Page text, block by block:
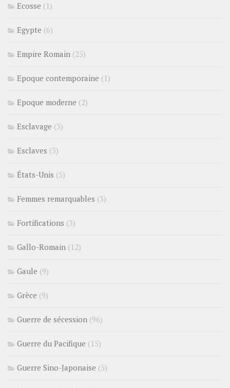
Ecosse (1)
Egypte (6)
Empire Romain (25)
Epoque contemporaine (1)
Epoque moderne (2)
Esclavage (3)
Esclaves (3)
États-Unis (5)
Femmes remarquables (3)
Fortifications (3)
Gallo-Romain (12)
Gaule (9)
Grèce (9)
Guerre de sécession (96)
Guerre du Pacifique (15)
Guerre Sino-Japonaise (5)